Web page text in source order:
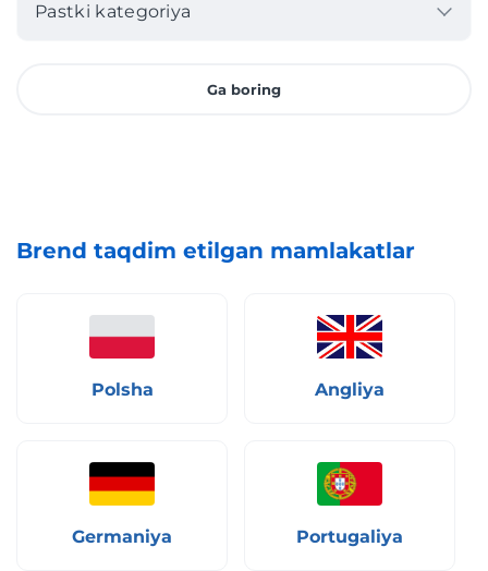
Pastki kategoriya
Ga boring
Brend taqdim etilgan mamlakatlar
Polsha Angliya
Germaniya Portugaliya